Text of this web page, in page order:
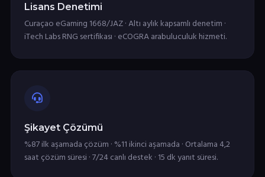
Lisans Denetimi
Curaçao eGaming 1668/JAZ · Altı aylık kapsamlı denetim ·
iTech Labs RNG sertifikası · eCOGRA arabuluculuk hizmeti.
Şikayet Çözümü
%87 ilk aşamada çözüm · %11 ikinci aşamada · Ortalama 4,2
saat çözüm süresi · 7/24 canlı destek · 15 dk yanıt süresi.